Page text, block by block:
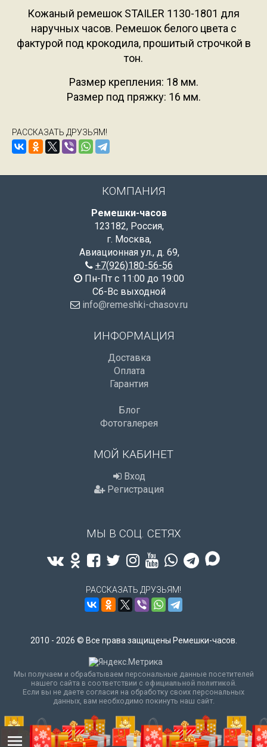
Кожаный ремешок STAILER 1130-1801 для
наручных часов. Ремешок белого цвета с
фактурой под крокодила, прошитый строчкой в
тон.
Размер крепления: 18 мм.
Размер под пряжку: 16 мм.
РАССКАЗАТЬ ДРУЗЬЯМ!
КОМПАНИЯ
Ремешки-часов
123182, Россия,
г. Москва,
Авиационная ул., д. 69,
+7(926)180-56-56
Пн-Пт с 11:00 до 19:00
Сб-Вс выходной
info@remeshki-chasov.ru
ИНФОРМАЦИЯ
Доставка
Оплата
Гарантия
Блог
Фотогалерея
МОЙ КАБИНЕТ
Вход
Регистрация
МЫ В СОЦ. СЕТЯХ
РАССКАЗАТЬ ДРУЗЬЯМ!
2010 - 2026 © Все права защищены Ремешки-часов.
Мы получаем и обрабатываем персональные данные посетителей
нашего сайта в соответствии с официальной политикой.
Если вы не даете согласия на обработку своих персональных
данных, вам необходимо покинуть наш сайт.